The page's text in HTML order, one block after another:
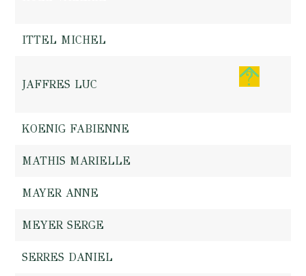
ITTEL MICHEL
JAFFRES LUC
KOENIG FABIENNE
MATHIS MARIELLE
MAYER ANNE
MEYER SERGE
SERRES DANIEL